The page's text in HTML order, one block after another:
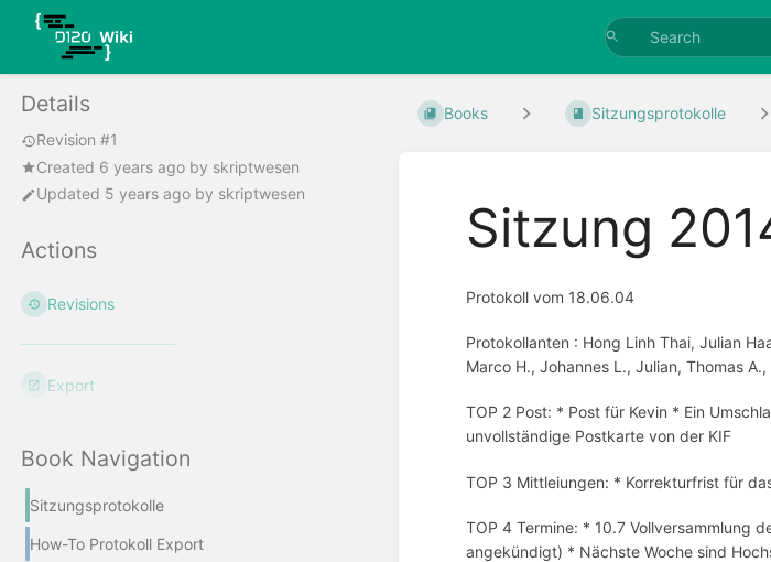
Details
Revision #1
Created 6 years ago by skriptwesen
Updated 5 years ago by skriptwesen
Actions
Revisions
Export
Book Navigation
Sitzungsprotokolle
How-To Protokoll Export
Books Sitzungsprotokolle
Sitzung
Protokoll vom 18.06.04
Protokollanten : Hong Linh Thai, Julian
Marco H., Johannes L., Julian, Thomas
TOP 2 Post: * Post für Kevin * Ein
unvollständige Postkarte von der KIF
TOP 3 Mittleiungen: * Korrekturfrist für
TOP 4 Termine: * 10.7 Vollversammlung
angekündigt) * Nächste Woche sind